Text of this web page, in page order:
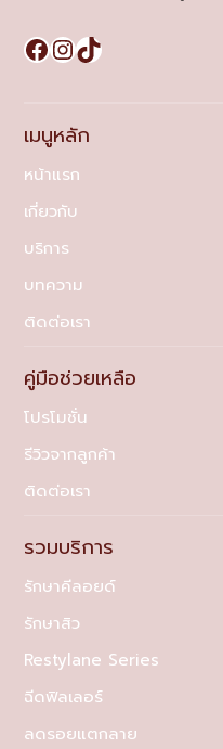
Facebook
Instagram
TikTok
เมนูหลัก
หน้าแรก
เกี่ยวกับ
บริการ
บทความ
ติดต่อเรา
คู่มือช่วยเหลือ
โปรโมชั่น
รีวิวจากลูกค้า
ติดต่อเรา
รวมบริการ
รักษาคีลอยด์
รักษาสิว
Restylane Series
ฉีดฟิลเลอร์
ลดรอยแตกลาย